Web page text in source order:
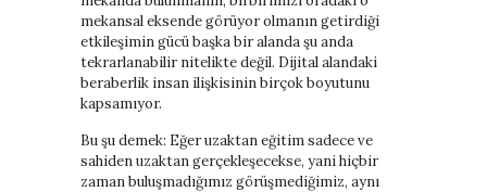
mekansal eksende görüyor olmanın getirdiği
etkileşimin gücü başka bir alanda şu anda
tekrarlanabilir nitelikte değil. Dijital alandaki
beraberlik insan ilişkisinin birçok boyutunu
kapsamıyor.
Bu şu demek: Eğer uzaktan eğitim sadece ve
sahiden uzaktan gerçekleşecekse, yani hiçbir
zaman buluşmadığımız görüşmediğimiz, aynı